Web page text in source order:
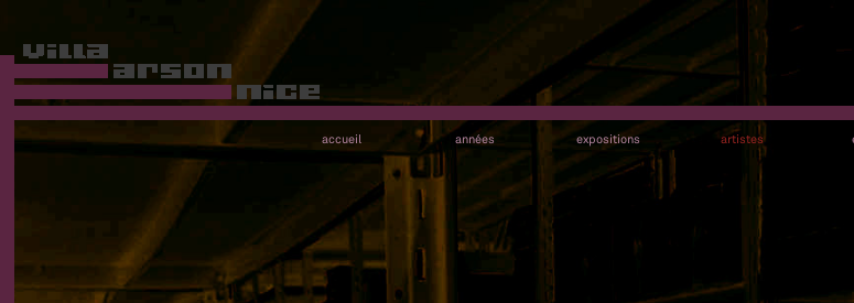
accueil années expositions artistes